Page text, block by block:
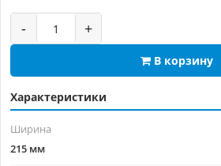
- +
В корзину
Характеристики
Ширина
215 мм